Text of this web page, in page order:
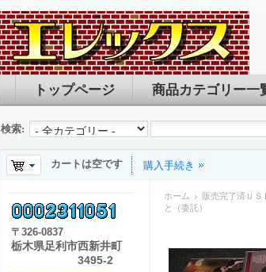
トップページ 商品カテゴリー一
検索:
カートは空です 購入手続き
ホーム 販売完了済ＵＳ
と（委託）
〒 326-0837
栃木県足利市西新井町
3495-2